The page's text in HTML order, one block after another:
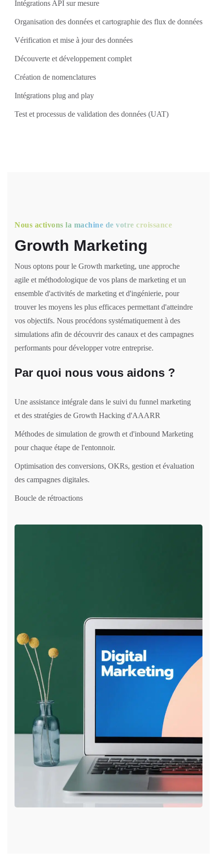
Intégrations API sur mesure
Organisation des données et cartographie des flux de données
Vérification et mise à jour des données
Découverte et développement complet
Création de nomenclatures
Intégrations plug and play
Test et processus de validation des données (UAT)
Nous activons la machine de votre croissance
Growth Marketing
Nous optons pour le Growth marketing, une approche
agile et méthodologique de vos plans de marketing et un
ensemble d'activités de marketing et d'ingénierie, pour
trouver les moyens les plus efficaces permettant d'atteindre
vos objectifs. Nous procédons systématiquement à des
simulations afin de découvrir des canaux et des campagnes
performants pour développer votre entreprise.
Par quoi nous vous aidons ?
Une assistance intégrale dans le suivi du funnel marketing
et des stratégies de Growth Hacking d'AAARR
Méthodes de simulation de growth et d'inbound Marketing
pour chaque étape de l'entonnoir.
Optimisation des conversions, OKRs, gestion et évaluation
des campagnes digitales.
Boucle de rétroactions